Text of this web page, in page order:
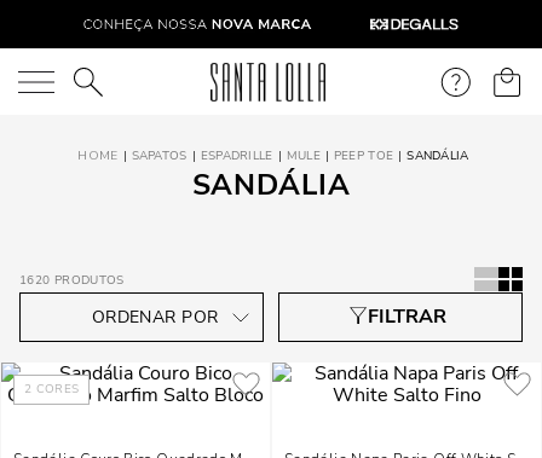
O que você está procurando?
SAPATOS ESPADRILLE MULE PEEP TOE SANDÁLIA
SANDÁLIA
1620 PRODUTOS
2 CORES